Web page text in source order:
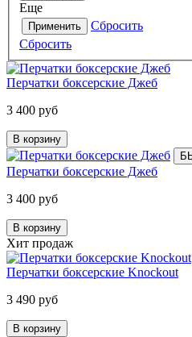
Еще
Применить
Сбросить
Сбросить
Перчатки боксерские Джеб
3 400 руб
В корзину
Перчатки боксерские Джеб
3 400 руб
В корзину
Хит продаж
Перчатки боксерские Knockout
3 490 руб
В корзину